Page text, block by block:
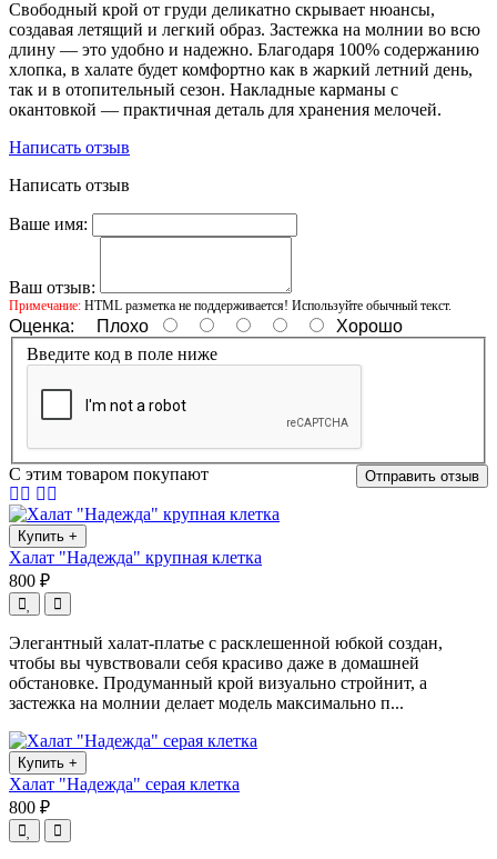
Свободный крой от груди деликатно скрывает нюансы,
создавая летящий и легкий образ. Застежка на молнии во всю
длину — это удобно и надежно. Благодаря 100% содержанию
хлопка, в халате будет комфортно как в жаркий летний день,
так и в отопительный сезон. Накладные карманы с
окантовкой — практичная деталь для хранения мелочей.
Написать отзыв
Написать отзыв
Ваше имя:
Ваш отзыв:
Примечание: HTML разметка не поддерживается! Используйте обычный текст.
Оценка: Плохо
Хорошо
Введите код в поле ниже
Отправить отзыв
С этим товаром покупают
Купить +
Халат "Надежда" крупная клетка
800 ₽
Элегантный халат-платье с расклешенной юбкой создан,
чтобы вы чувствовали себя красиво даже в домашней
обстановке. Продуманный крой визуально стройнит, а
застежка на молнии делает модель максимально п...
Купить +
Халат "Надежда" серая клетка
800 ₽